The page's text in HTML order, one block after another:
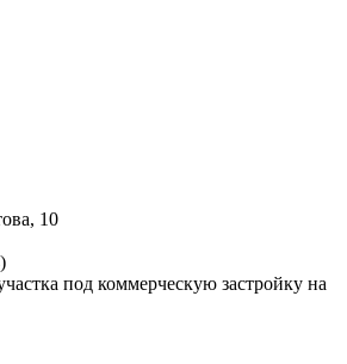
10
под коммерческую застройку на